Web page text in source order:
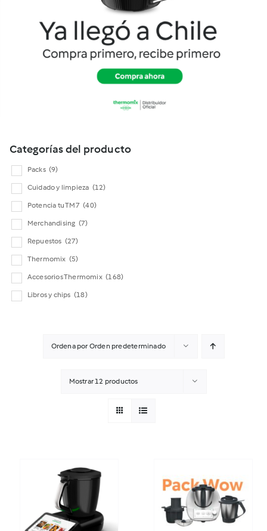
Cookidoo
Categorías del producto
Packs (9)
Cuidado y limpieza (12)
Potencia tu TM7 (40)
Merchandising (7)
Repuestos (27)
Thermomix (5)
Accesorios Thermomix (168)
Libros y chips (18)
Ordena porOrden predeterminado
Mostrar12 productos